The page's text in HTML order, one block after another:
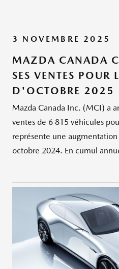
3 NOVEMBRE 2025
MAZDA CANADA
SES VENTES POUR
D'OCTOBRE 2025
Mazda Canada Inc. (MCI) a
ventes de 6 815 véhicules
représente une
octobre 2024. En cumul